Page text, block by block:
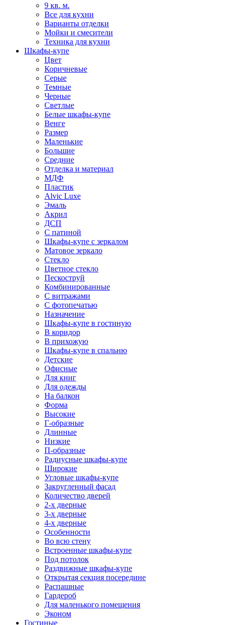
9 кв. м.
Все для кухни
Варианты отделки
Мойки и смесители
Техника для кухни
Шкафы-купе
Цвет
Коричневые
Серые
Темные
Черные
Светлые
Белые шкафы-купе
Венге
Размер
Маленькие
Большие
Средние
Отделка и материал
МДФ
Пластик
Alvic Luxe
Эмаль
Акрил
ДСП
С патиной
Шкафы-купе с зеркалом
Матовое зеркало
Стекло
Цветное стекло
Пескоструй
Комбинированные
С витражами
С фотопечатью
Назначение
Шкафы-купе в гостиную
В коридор
В прихожую
Шкафы-купе в спальню
Детские
Офисные
Для книг
Для одежды
На балкон
Форма
Высокие
Г-образные
Длинные
Низкие
П-образные
Радиусные шкафы-купе
Широкие
Угловые шкафы-купе
Закругленный фасад
Количество дверей
2-х дверные
3-х дверные
4-х дверные
Особенности
Во всю стену
Встроенные шкафы-купе
Под потолок
Раздвижные шкафы-купе
Открытая секция посередине
Распашные
Гардероб
Для маленького помещения
Эконом
Гостиные